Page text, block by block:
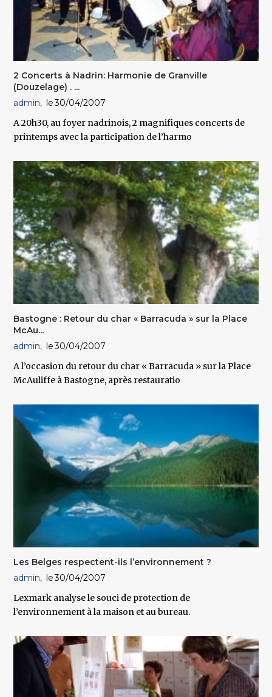
2 Concerts à Nadrin: Harmonie de Granville
(Douzelage) . ...
admin
30/04/2007
A 20h30, au foyer nadrinois, 2 magnifiques concerts de
printemps avec la participation de l’harmo
Bastogne : Retour du char « Barracuda » sur la Place
McAu...
admin
30/04/2007
A l’occasion du retour du char « Barracuda » sur la Place
McAuliffe à Bastogne, après restauratio
Les Belges respectent-ils l’environnement ?
admin
30/04/2007
Lexmark analyse le souci de protection de
l’environnement à la maison et au bureau.